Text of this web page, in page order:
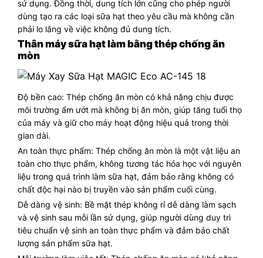
sử dụng. Đồng thời, dung tích lớn cũng cho phép người
dùng tạo ra các loại sữa hạt theo yêu cầu mà không cần
phải lo lắng về việc không đủ dung tích.
Thân máy sữa hạt làm bằng thép chống ăn
mòn
Độ bền cao: Thép chống ăn mòn có khả năng chịu được
môi trường ẩm ướt mà không bị ăn mòn, giúp tăng tuổi thọ
của máy và giữ cho máy hoạt động hiệu quả trong thời
gian dài.
An toàn thực phẩm: Thép chống ăn mòn là một vật liệu an
toàn cho thực phẩm, không tương tác hóa học với nguyên
liệu trong quá trình làm sữa hạt, đảm bảo rằng không có
chất độc hại nào bị truyền vào sản phẩm cuối cùng.
Dễ dàng vệ sinh: Bề mặt thép không rỉ dễ dàng làm sạch
và vệ sinh sau mỗi lần sử dụng, giúp người dùng duy trì
tiêu chuẩn vệ sinh an toàn thực phẩm và đảm bảo chất
lượng sản phẩm sữa hạt.